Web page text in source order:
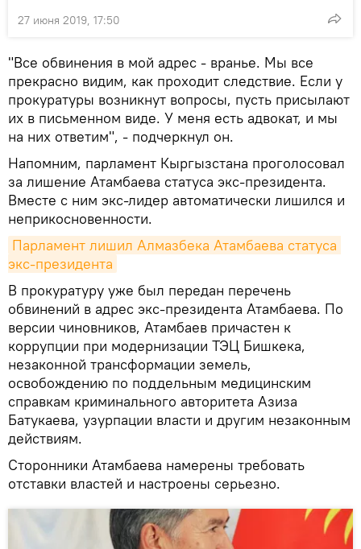
27 июня 2019, 17:50
"Все обвинения в мой адрес - вранье. Мы все
прекрасно видим, как проходит следствие. Если у
прокуратуры возникнут вопросы, пусть присылают
их в письменном виде. У меня есть адвокат, и мы
на них ответим", - подчеркнул он.
Напомним, парламент Кыргызстана проголосовал
за лишение Атамбаева статуса экс-президента.
Вместе с ним экс-лидер автоматически лишился и
неприкосновенности.
Парламент лишил Алмазбека Атамбаева статуса
экс-президента
В прокуратуру уже был передан перечень
обвинений в адрес экс-президента Атамбаева. По
версии чиновников, Атамбаев причастен к
коррупции при модернизации ТЭЦ Бишкека,
незаконной трансформации земель,
освобождению по поддельным медицинским
справкам криминального авторитета Азиза
Батукаева, узурпации власти и другим незаконным
действиям.
Сторонники Атамбаева намерены требовать
отставки властей и настроены серьезно.